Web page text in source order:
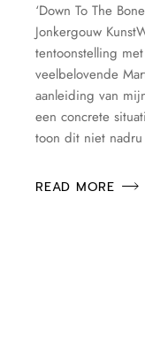
‘Down To The
Jonkergouw
tentoonstelling
veelbelovende
aanleiding van
een concrete
toon dit niet nadru
READ MORE